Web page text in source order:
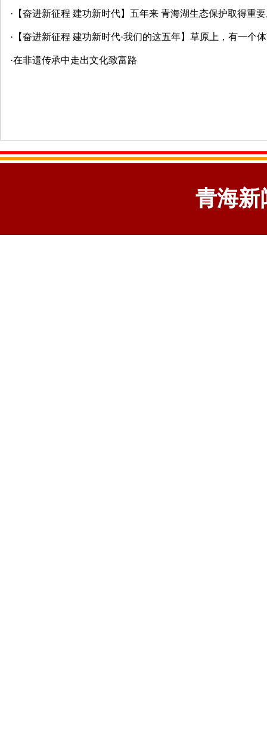
· 【奋进新征程 建功新时代】五年来 青海湖生态保护取得重
· 【奋进新征程 建功新时代·我们的这五年】草原上，有一个
·在非遗传承中走出文化致富路
青海新